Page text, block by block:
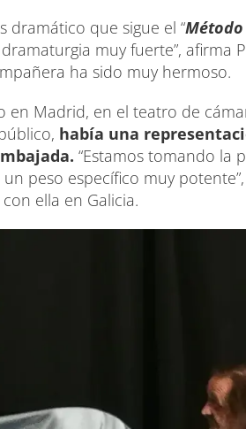
dramático que sigue el “
muy fuerte”, afirma
ha sido muy hermoso.
en Madrid, en el teatro de
había una
“Estamos tomando la
peso específico muy
ella en Galicia.